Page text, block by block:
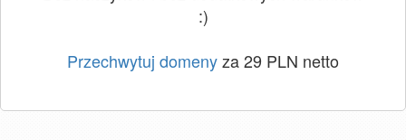
:)
Przechwytuj domenyza 29 PLN netto